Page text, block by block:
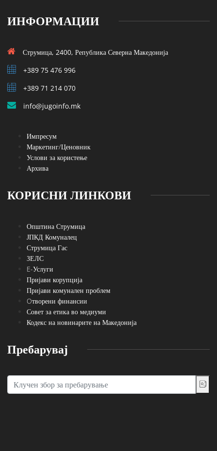
ИНФОРМАЦИИ
Струмица, 2400, Република Северна Македонија
+389 75 476 996
+389 71 214 070
info@jugoinfo.mk
Импресум
Маркетинг/Ценовник
Услови за користење
Архива
КОРИСНИ ЛИНКОВИ
Општина Струмица
ЈПКД Комуналец
Струмица Гас
ЗЕЛС
E-Услуги
Пријави корупција
Пријави комунален проблем
Oтворени финансии
Совет за етика во медиуми
Кодекс на новинарите на Македонија
Пребарувај